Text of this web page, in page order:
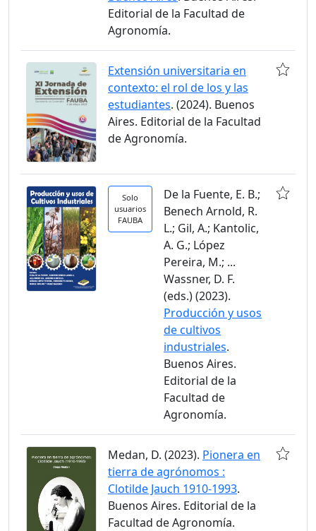
Editorial de la Facultad de
Agronomía.
Extensión universitaria en
contexto: el rol de los y las
estudiantes. (2024). Buenos
Aires. Editorial de la Facultad
de Agronomía.
Solo
usuarios
FAUBA
De la Fuente, E. B.;
Benech Arnold, R.
L.; Gil, A.; Kantolic,
A. G.; López
Pereira, M.; ...
Wassner, D. F.
(eds.) (2023).
Producción y usos
de cultivos
industriales.
Buenos Aires.
Editorial de la
Facultad de
Agronomía.
Medan, D. (2023). Pionera en
tierra de agrónomos :
Clotilde Jauch 1910-1993.
Buenos Aires. Editorial de la
Facultad de Agronomía.